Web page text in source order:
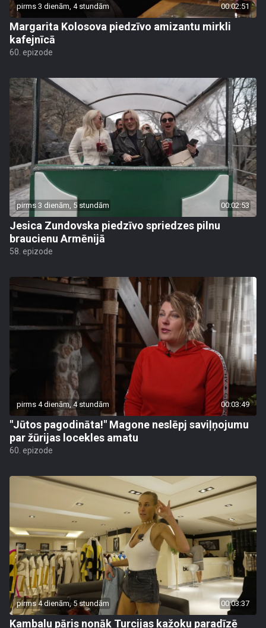
pirms 3 dienām, 4 stundām 00:02:51
Margarita Kolosova piedzīvo amizantu mirkli
kafejnīcā
60. epizode
pirms 3 dienām, 5 stundām 00:02:53
Jesica Zundovska piedzīvo spriedzes pilnu
braucienu Armēnijā
58. epizode
pirms 4 dienām, 4 stundām 00:03:49
"Jūtos pagodināta!" Magone neslēpj saviļņojumu
par žūrijas locekles amatu
60. epizode
pirms 4 dienām, 5 stundām 00:03:37
Kambalu pāris nonāk Turcijas kažoku paradīzē